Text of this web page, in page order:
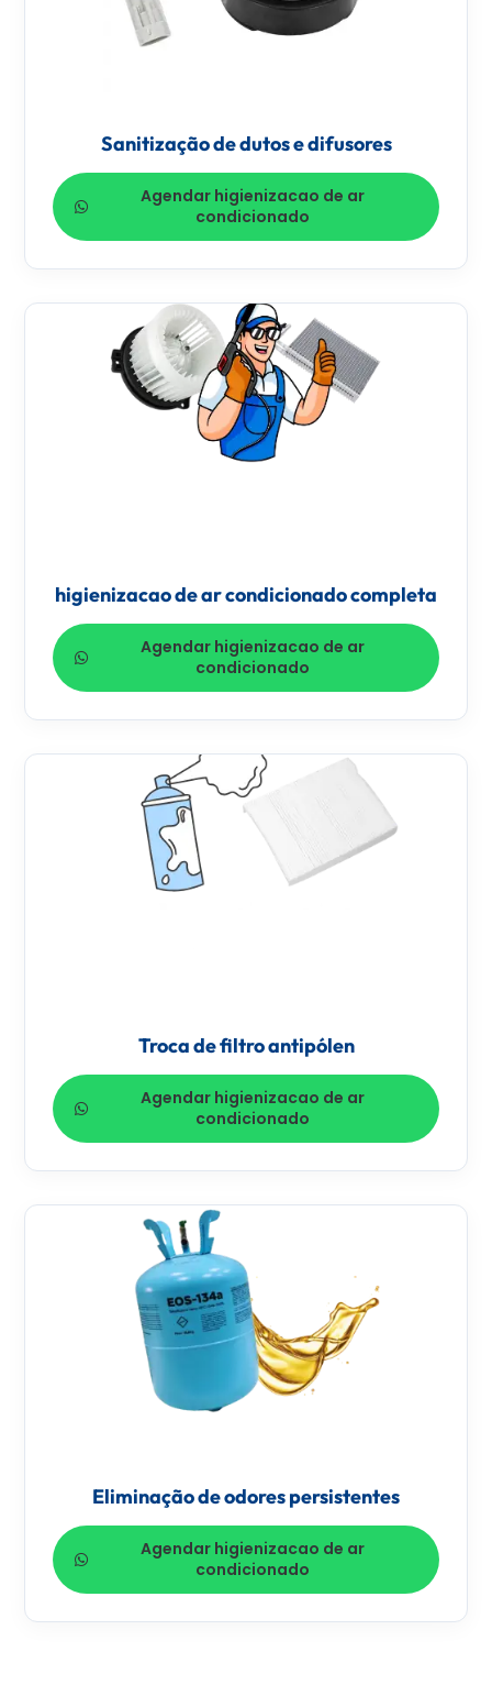
Sanitização de dutos e difusores
Agendar higienizacao de ar
condicionado
higienizacao de ar condicionado completa
Agendar higienizacao de ar
condicionado
Troca de filtro antipólen
Agendar higienizacao de ar
condicionado
Eliminação de odores persistentes
Agendar higienizacao de ar
condicionado